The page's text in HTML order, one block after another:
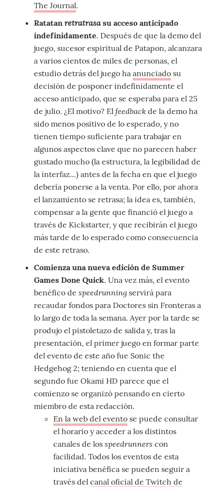
The Journal.
Ratatan retratrasasu acceso anticipado
indefinidamente. Después de que la demo del
juego, sucesor espiritual de Patapon, alcanzara
a varios cientos de miles de personas, el
estudio detrás del juego ha anunciado su
decisión de posponer indefinidamente el
acceso anticipado, que se esperaba para el 25
de julio. ¿El motivo? El feedback de la demo ha
sido menos positivo de lo esperado, y no
tienen tiempo suficiente para trabajar en
algunos aspectos clave que no parecen haber
gustado mucho (la estructura, la legibilidad de
la interfaz…) antes de la fecha en que el juego
debería ponerse a la venta. Por ello, por ahora
el lanzamiento se retrasa; la idea es, también,
compensar a la gente que financió el juego a
través de Kickstarter, y que recibirán el juego
más tarde de lo esperado como consecuencia
de este retraso.
Comienza una nueva edición de Summer
Games Done Quick. Una vez más, el evento
benéfico de speedrunning servirá para
recaudar fondos para Doctores sin Fronteras a
lo largo de toda la semana. Ayer por la tarde se
produjo el pistoletazo de salida y, tras la
presentación, el primer juego en formar parte
del evento de este año fue Sonic the
Hedgehog 2; teniendo en cuenta que el
segundo fue Okami HD parece que el
comienzo se organizó pensando en cierto
miembro de esta redacción.
En la web del evento se puede consultar
el horario y acceder a los distintos
canales de los speedrunners con
facilidad. Todos los eventos de esta
iniciativa benéfica se pueden seguir a
través del canal oficial de Twitch de